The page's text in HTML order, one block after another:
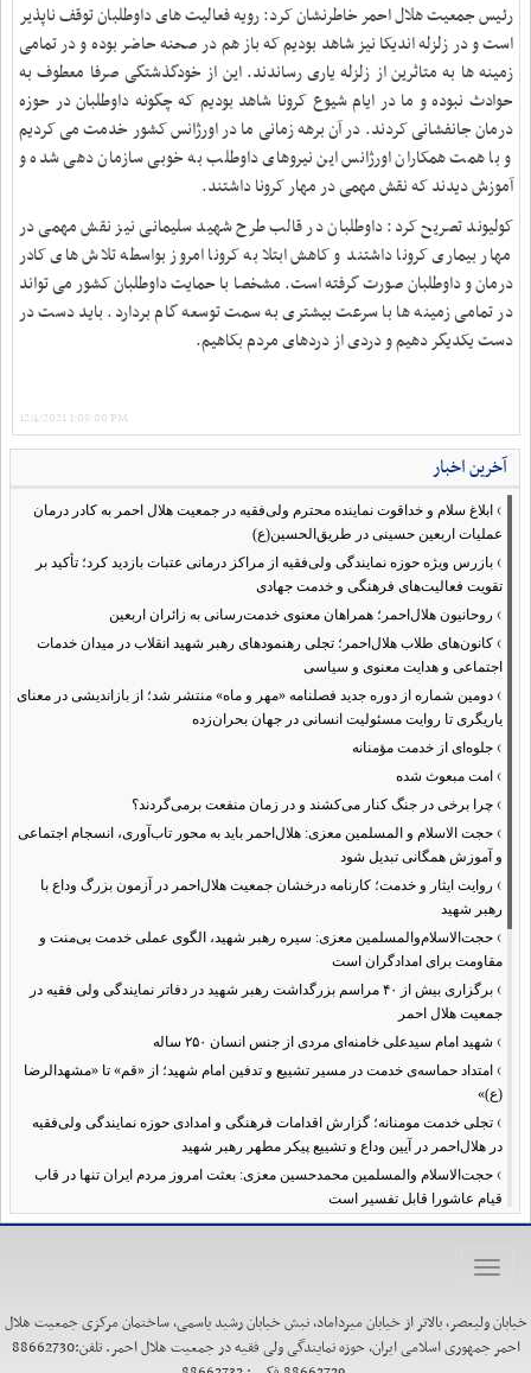
رئیس جمعیت هلال احمر خاطرنشان کرد: رویه فعالیت های داوطلبان توقف ناپذیر
است و در زلزله اندیکا نیز شاهد بودیم که باز هم در صحنه حاضر بوده و در تمامی
زمینه ها به متاثرین از زلزله یاری رساندند. این از خودگذشتگی صرفا معطوف به
حوادث نبوده و ما در ایام شیوع کرونا شاهد بودیم که چگونه داوطلبان در حوزه
درمان جانفشانی کردند. در آن برهه زمانی ما در اورژانس کشور خدمت می کردیم
و با همت همکاران اورژانس این نیروهای داوطلب به خوبی سازمان دهی شده و
آموزش دیدند که نقش مهمی در مهار کرونا داشتند.
کولیوند تصریح کرد: داوطلبان در قالب طرح شهید سلیمانی نیز نقش مهمی در
مهار بیماری کرونا داشتند و کاهش ابتلا به کرونا امروز بواسطه تلاش های کادر
درمان و داوطلبان صورت گرفته است. مشخصا با حمایت داوطلبان کشور می تواند
در تمامی زمینه ها با سرعت بیشتری به سمت توسعه گام بردارد. باید دست در
دست یکدیگر دهیم و دردی از دردهای مردم بکاهیم.
12/4/2021 1:09:00 PM
آخرین اخبار
› ابلاغ سلام و خداقوت نماینده محترم ولی‌فقیه در جمعیت هلال احمر به کادر درمان
عملیات اربعین حسینی در طریق‌الحسین(ع)
› بازرس ویژه حوزه نمایندگی ولی‌فقیه از مراکز درمانی عتبات بازدید کرد؛ تأکید بر
تقویت فعالیت‌های فرهنگی و خدمت جهادی
› روحانیون هلال‌احمر؛ همراهان معنوی خدمت‌رسانی به زائران اربعین
› کانون‌های طلاب هلال‌احمر؛ تجلی رهنمودهای رهبر شهید انقلاب در میدان خدمات
اجتماعی و هدایت معنوی و سیاسی
› دومین شماره از دوره جدید فصلنامه «مهر و ماه» منتشر شد؛ از بازاندیشی در معنای
یاریگری تا روایت مسئولیت انسانی در جهان بحران‌زده
› جلوه‌ای از خدمت مؤمنانه
› امت مبعوث شده
› چرا برخی در جنگ کنار می‌کشند و در زمان منفعت برمی‌گردند؟
› حجت الاسلام و المسلمین معزی: هلال‌احمر باید به محور تاب‌آوری، انسجام اجتماعی
و آموزش همگانی تبدیل شود
› روایت ایثار و خدمت؛ کارنامه درخشان جمعیت هلال‌احمر در آزمون بزرگ وداع با
رهبر شهید
› حجت‌الاسلام‌والمسلمین معزی: سیره رهبر شهید، الگوی عملی خدمت بی‌منت و
مقاومت برای امدادگران است
›
برگزاری بیش از ۴۰ مراسم بزرگداشت رهبر شهید در دفاتر نمایندگی ولی فقیه در
جمعیت هلال احمر
› شهید امام سیدعلی خامنه‌ای مردی از جنس انسان ۲۵۰ ساله
› امتداد حماسه‌ی خدمت در مسیر تشییع و تدفین امام شهید؛ از «قم» تا «مشهدالرضا
(ع)»
› تجلی خدمت مومنانه؛ گزارش اقدامات فرهنگی و امدادی حوزه نمایندگی ولی‌فقیه
در هلال‌احمر در آیین وداع و تشییع پیکر مطهر رهبر شهید
› حجت‌الاسلام والمسلمین محمدحسین معزی: بعثت امروز مردم ایران تنها در قاب
قیام عاشورا قابل تفسیر است
›آمادگی همه‌جانبه معاونت فرهنگی حوزه نمایندگی ولی‌فقیه هلال‌احمر برای
›طنین نوای حسینی در ساختمان صلح؛ ویژه‌برنامه‌های عزاداری دهه اول محرم در
› نماینده ولی‌فقیه در هلال‌احمر: حراست اثرگذار، پشتوانه سرمایه اجتماعی است /
هدف حکومت اسلامی، ساخت جامعه‌ای برای «خلیفه‌الله» شدن انسان‌هاست
Toggle
خیابان ولیعصر، بالاتر از خیابان میرداماد، نبش خیابان رشید یاسمی، ساختمان مرکزی جمعیت هلال
احمر جمهوری اسلامی ایران، حوزه نمایندگی ولی فقیه در جمعیت هلال احمر. تلفن:88662730